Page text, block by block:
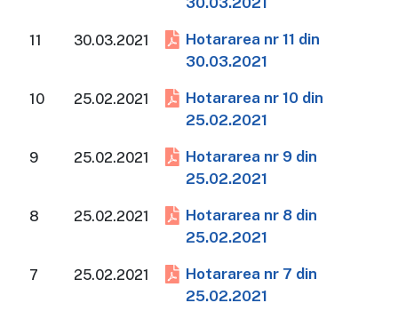
11 30.03.2021
Hotararea nr 11 din
30.03.2021
10 25.02.2021
Hotararea nr 10 din
25.02.2021
9 25.02.2021
Hotararea nr 9 din
25.02.2021
8 25.02.2021
Hotararea nr 8 din
25.02.2021
7 25.02.2021
Hotararea nr 7 din
25.02.2021